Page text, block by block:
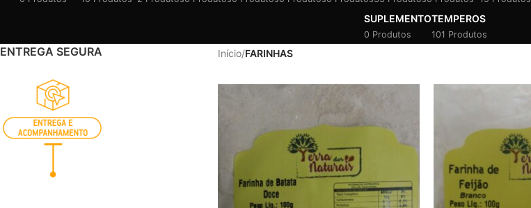
SUPLEMENTO
0 Produtos
TEMPEROS
101 Produtos
ENTREGA SEGURA Início/FARINHAS